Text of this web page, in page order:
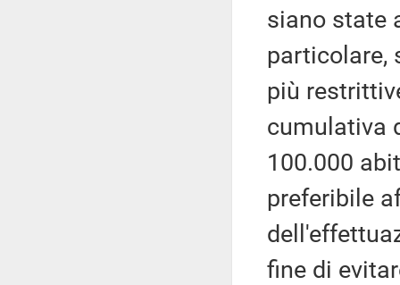
siano state
particolare,
più
cumulativa
100.000
preferibile
fine di